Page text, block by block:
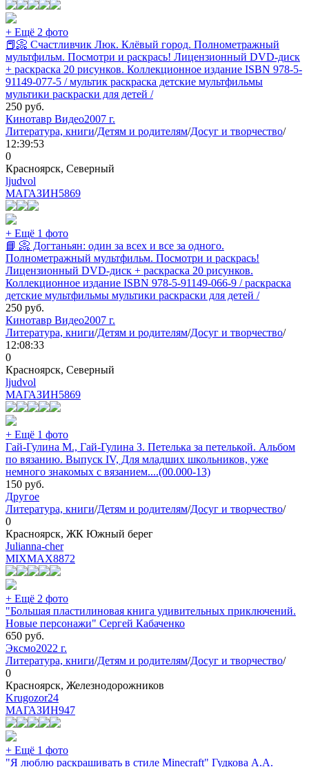
+ Ещё 2 фото
📕📀 Счастливчик Люк. Клёвый город. Полнометражный
мультфильм. Посмотри и раскрась! Лицензионный DVD-диск
+ раскраска 20 рисунков. Коллекционное издание ISBN 978-5-
91149-077-5 / мультик раскраска детские мультфильмы
мультики раскраски для детей /
250 руб.
Кинотавр Видео2007 г.
Литература, книги/Детям и родителям/Досуг и творчество/
12:39:53
0
Красноярск, Северный
ljudvol
МАГАЗИН5869
+ Ещё 1 фото
📘 📀 Догтаньян: один за всех и все за одного.
Полнометражный мультфильм. Посмотри и раскрась!
Лицензионный DVD-диск + раскраска 20 рисунков.
Коллекционное издание ISBN 978-5-91149-066-9 / раскраска
детские мультфильмы мультики раскраски для детей /
250 руб.
Кинотавр Видео2007 г.
Литература, книги/Детям и родителям/Досуг и творчество/
12:08:33
0
Красноярск, Северный
ljudvol
МАГАЗИН5869
+ Ещё 1 фото
Гай-Гулина М., Гай-Гулина З. Петелька за петелькой. Альбом
по вязанию. Выпуск IV, Для младших школьников, уже
немного знакомых с вязанием....(00.000-13)
150 руб.
Другое
Литература, книги/Детям и родителям/Досуг и творчество/
0
Красноярск, ЖК Южный берег
Julianna-cher
MIXMAX8872
+ Ещё 2 фото
"Большая пластилиновая книга удивительных приключений.
Новые персонажи" Сергей Кабаченко
650 руб.
Эксмо2022 г.
Литература, книги/Детям и родителям/Досуг и творчество/
0
Красноярск, Железнодорожников
Krugozor24
МАГАЗИН947
+ Ещё 1 фото
"Я люблю раскрашивать в стиле Minecraft" Гудкова А.А.